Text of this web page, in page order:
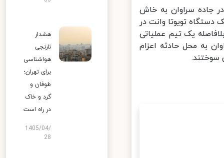
جاده سراوان به خاش
با یک دستگاه تویوتا وانت در
بلافاصله یک تیم عملیاتی
به محل حادثه اعزام
هشدار
نارنجی
هواشناسی
برای تهران؛
طوفان و
گرد و خاک
در راه است
1405/04/
28